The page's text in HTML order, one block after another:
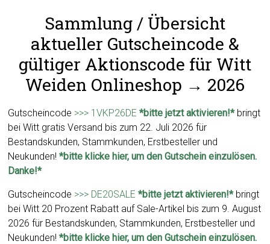
Sammlung / Übersicht
aktueller Gutscheincode &
gültiger Aktionscode für Witt
Weiden Onlineshop → 2026
Gutscheincode >>> 1VKP26DE*bitte jetzt aktivieren!*bringt
bei Witt gratis Versand bis zum 22. Juli 2026 für
Bestandskunden, Stammkunden, Erstbesteller und
Neukunden!*bitte klicke hier, um den Gutschein einzulösen.
Danke!*
Gutscheincode >>> DE20SALE*bitte jetzt aktivieren!*bringt
bei Witt 20 Prozent Rabatt auf Sale-Artikel bis zum 9. August
2026 für Bestandskunden, Stammkunden, Erstbesteller und
Neukunden!*bitte klicke hier, um den Gutschein einzulösen.